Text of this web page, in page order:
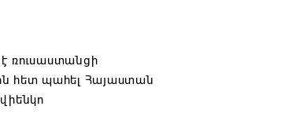
ռուսաստանցի
հետ պահել Հայաստան